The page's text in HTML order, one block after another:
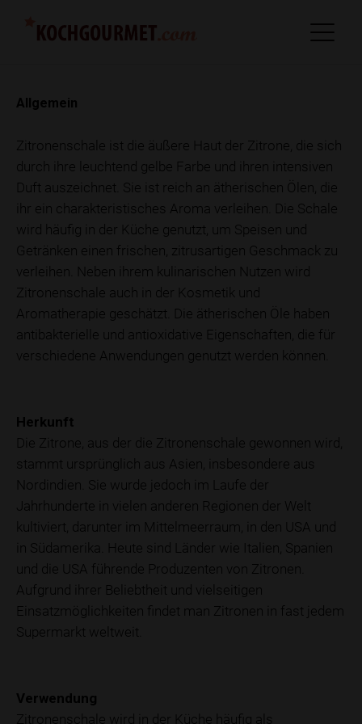
Allgemein
Zitronenschale ist die äußere Haut der Zitrone, die sich
durch ihre leuchtend gelbe Farbe und ihren intensiven
Duft auszeichnet. Sie ist reich an ätherischen Ölen, die
ihr ein charakteristisches Aroma verleihen. Die Schale
wird häufig in der Küche genutzt, um Speisen und
Getränken einen frischen, zitrusartigen Geschmack zu
verleihen. Neben ihrem kulinarischen Nutzen wird
Zitronenschale auch in der Kosmetik und
Aromatherapie geschätzt. Die ätherischen Öle haben
antibakterielle und antioxidative Eigenschaften, die für
verschiedene Anwendungen genutzt werden können.
Herkunft
Die Zitrone, aus der die Zitronenschale gewonnen wird,
stammt ursprünglich aus Asien, insbesondere aus
Nordindien. Sie wurde jedoch im Laufe der
Jahrhunderte in vielen anderen Regionen der Welt
kultiviert, darunter im Mittelmeerraum, in den USA und
in Südamerika. Heute sind Länder wie Italien, Spanien
und die USA führende Produzenten von Zitronen.
Aufgrund ihrer Beliebtheit und vielseitigen
Einsatzmöglichkeiten findet man Zitronen in fast jedem
Supermarkt weltweit.
Verwendung
Zitronenschale wird in der Küche häufig als